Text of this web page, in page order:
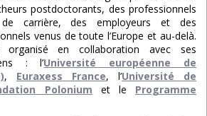
postdoctorants, des professionnels
carrière, des employeurs et des
venus de toute l’Europe et au-delà.
organisé en collaboration avec ses
: l’Université européenne de
, Euraxess France, l’Université de
Polonium et le Programme